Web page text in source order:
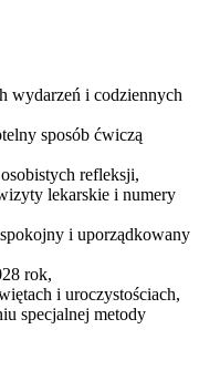
wydarzeń i codziennych
sposób ćwiczą
refleksji,
lekarskie i numery
i uporządkowany
rok,
i uroczystościach,
specjalnej metody